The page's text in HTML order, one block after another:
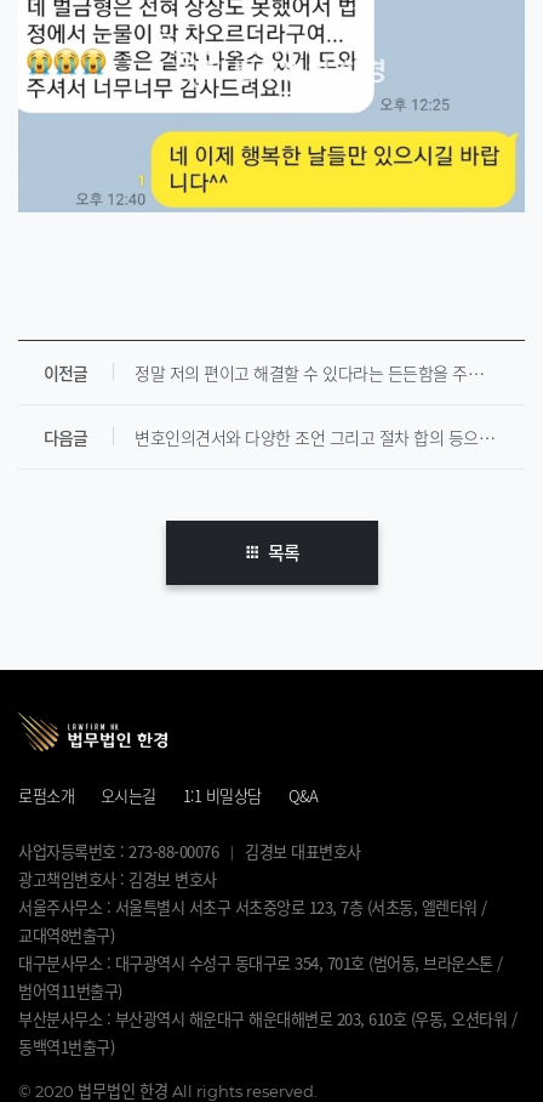
이전글 정말 저의 편이고 해결할 수 있다라는 든든함을 주셔서 감사드립니다.
다음글 변호인의견서와 다양한 조언 그리고 절차 합의 등으로 많은 도움을 받았습니다.
목록
로펌소개 오시는길 1:1 비밀상담 Q&A
사업자등록번호 : 273-88-00076
김경보 대표변호사
광고책임변호사 : 김경보 변호사
서울주사무소 : 서울특별시 서초구 서초중앙로 123, 7층 (서초동, 엘렌타워 /
교대역8번출구)
대구분사무소 : 대구광역시 수성구 동대구로 354, 701호 (범어동, 브라운스톤 /
범어역11번출구)
부산분사무소 : 부산광역시 해운대구 해운대해변로 203, 610호 (우동, 오션타워 /
동백역1번출구)
© 2020 법무법인 한경 All rights reserved.